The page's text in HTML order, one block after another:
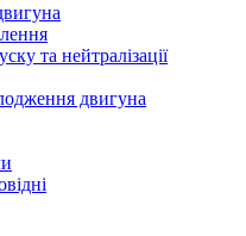
та нейтралізації
двигуна